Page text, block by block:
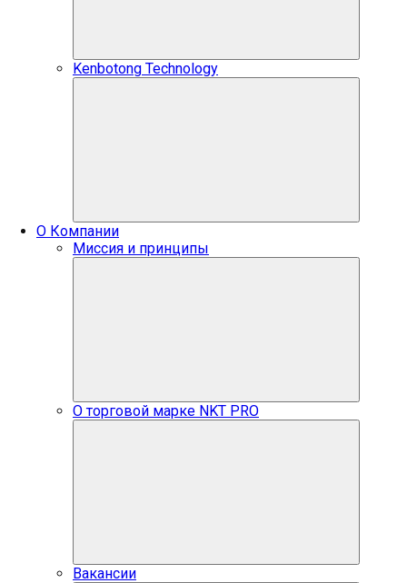
Kenbotong Technology
О Компании
Миссия и принципы
О торговой марке NKT PRO
Вакансии